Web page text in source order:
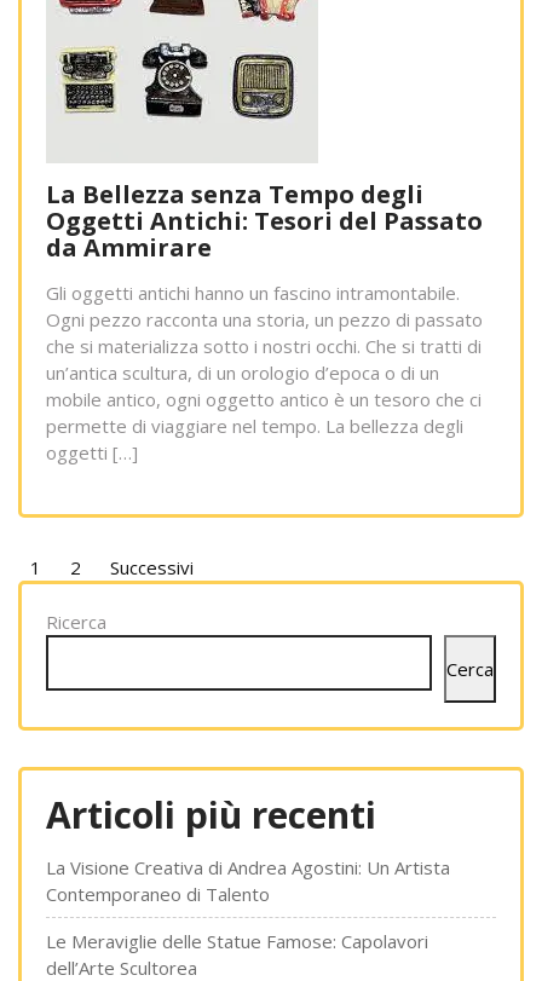
La Bellezza senza Tempo degli
Oggetti Antichi: Tesori del Passato
da Ammirare
Gli oggetti antichi hanno un fascino intramontabile.
Ogni pezzo racconta una storia, un pezzo di passato
che si materializza sotto i nostri occhi. Che si tratti di
un’antica scultura, di un orologio d’epoca o di un
mobile antico, ogni oggetto antico è un tesoro che ci
permette di viaggiare nel tempo. La bellezza degli
oggetti […]
Paginazione
degli
articoli
1 2 Successivi
Ricerca
Cerca
Articoli più recenti
La Visione Creativa di Andrea Agostini: Un Artista
Contemporaneo di Talento
Le Meraviglie delle Statue Famose: Capolavori
dell’Arte Scultorea